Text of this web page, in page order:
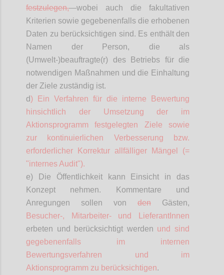
festzulegen,
wobei auch die fakultativen
Kriterien sowie gegebenenfalls die erhobenen
Daten zu berücksichtigen sind. Es enthält den
Namen der Person, die als
(Umwelt-)beauftragte(r) des Betriebs für die
notwendigen Maßnahmen und die Einhaltung
der Ziele zuständig ist.
d) Ein Verfahren für die interne Bewertung
hinsichtlich der Umsetzung der im
Aktionsprogramm festgelegten Ziele sowie
zur kontinuierlichen Verbesserung bzw.
erforderlicher Korrektur allfälliger Mängel (=
"internes Audit").
e) Die Öffentlichkeit kann Einsicht in das
Konzept nehmen. Kommentare und
Anregungen sollen von den Gästen,
Besucher-,
Mitarbeiter- und
LieferantInnen
erbeten und berücksichtigt werden und sind
gegebenenfalls im internen
Bewertungsverfahren und im
Aktionsprogramm zu berücksichtigen.